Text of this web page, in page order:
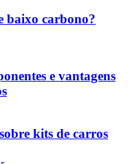
baixo carbono?
e vantagens
kits de carros